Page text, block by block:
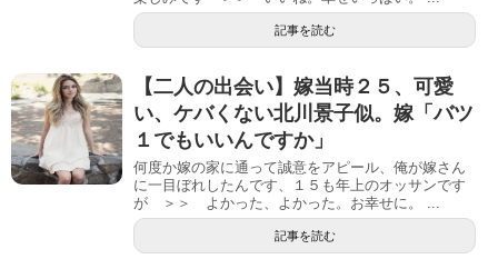
記事を読む
【二人の出会い】嫁当時２５、可愛
い、ケバくない北川景子似。嫁「バツ
１でもいいんですか」
何度か嫁の家に通って誠意をアピール、俺が嫁さん
に一目ぼれしたんです、１５も年上のオッサンです
が ＞＞ よかった、よかった。お幸せに。 ...
記事を読む